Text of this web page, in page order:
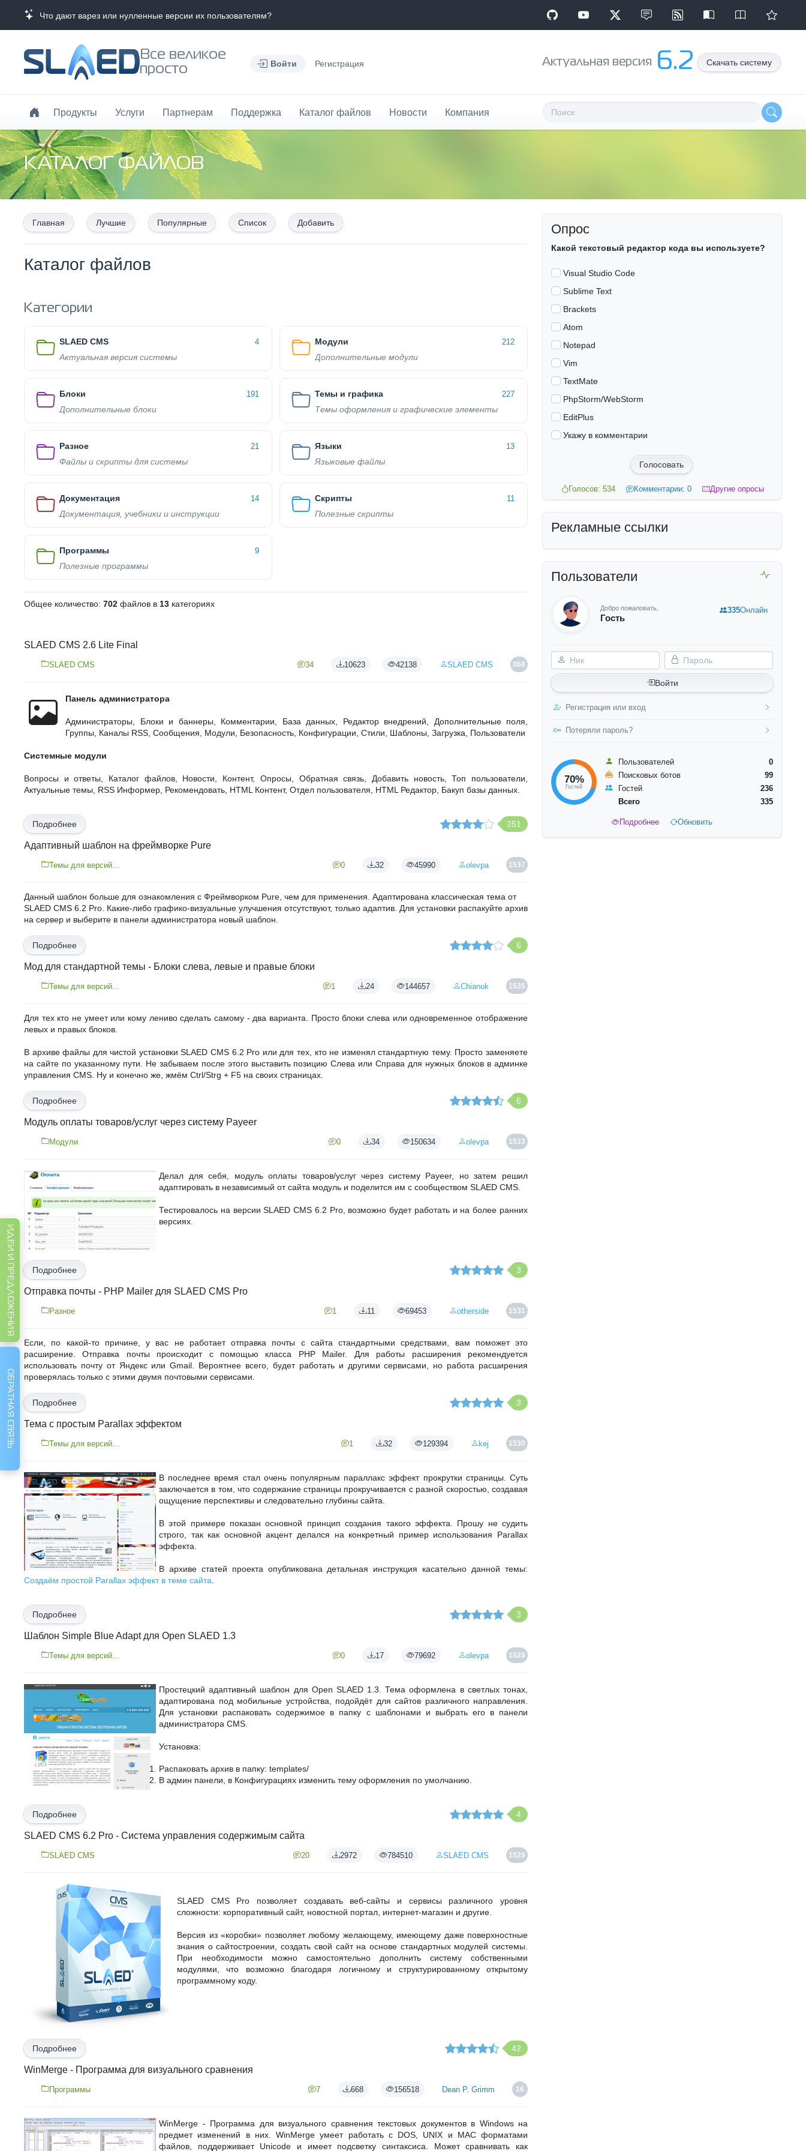
Что дают варез или нулленные версии их пользователям?
Все великое
просто
Войти Регистрация Aктуальная версия 6.2 Скачать систему
Продукты Услуги Партнерам Поддержка Каталог файлов Новости Компания
КАТАЛОГ ФАЙЛОВ
Главная Лучшие Популярные Список Добавить
Каталог файлов
Категории
SLAED CMS 4
Актуальная версия системы
Модули 212
Дополнительные модули
Блоки 191
Дополнительные блоки
Темы и графика 227
Темы оформления и графические элементы
Разное 21
Файлы и скрипты для системы
Языки 13
Языковые файлы
Документация 14
Документация, учебники и инструкции
Скрипты 11
Полезные скрипты
Программы 9
Полезные программы
Общее количество: 702 файлов в 13 категориях
SLAED CMS 2.6 Lite Final
34 10623 42138 SLAED CMS 868
SLAED CMS
Панель администратора
Администраторы, Блоки и баннеры, Комментарии, База данных, Редактор внедрений, Дополнительные поля,
Группы, Каналы RSS, Сообщения, Модули, Безопасность, Конфигурации, Стили, Шаблоны, Загрузка, Пользователи
Системные модули
Вопросы и ответы, Каталог файлов, Новости, Контент, Опросы, Обратная связь, Добавить новость, Топ пользователи,
Актуальные темы, RSS Информер, Рекомендовать, HTML Контент, Отдел пользователя, HTML Редактор, Бакуп базы данных.
251
Подробнее
Адаптивный шаблон на фреймворке Pure
0 32 45990 olevpa 1537
Темы для версий...
Данный шаблон больше для ознакомления с Фреймворком Pure, чем для применения. Адаптирована классическая тема от
SLAED CMS 6.2 Pro. Какие-либо графико-визуальные улучшения отсутствуют, только адаптив. Для установки распакуйте архив
на сервер и выберите в панели администратора новый шаблон.
6
Подробнее
Мод для стандартной темы - Блоки слева, левые и правые блоки
1 24 144657 Chianuk 1535
Темы для версий...
Для тех кто не умеет или кому лениво сделать самому - два варианта. Просто блоки слева или одновременное отображение
левых и правых блоков.
В архиве файлы для чистой установки SLAED CMS 6.2 Pro или для тех, кто не изменял стандартную тему. Просто заменяете
на сайте по указанному пути. Не забываем после этого выставить позицию Слева или Справа для нужных блоков в админке
управления CMS. Ну и конечно же, жмём Ctrl/Strg + F5 на своих страницах.
6
Подробнее
Модуль оплаты товаров/услуг через систему Payeer
0 34 150634 olevpa 1533
Модули
Делал для себя, модуль оплаты товаров/услуг через систему Payeer, но затем решил
адаптировать в независимый от сайта модуль и поделится им с сообществом SLAED CMS.
Тестировалось на версии SLAED CMS 6.2 Pro, возможно будет работать и на более ранних
версиях.
3
Подробнее
Отправка почты - PHP Mailer для SLAED CMS Pro
1 11 69453 otherside 1531
Разное
Если, по какой-то причине, у вас не работает отправка почты с сайта стандартными средствами, вам поможет это
расширение. Отправка почты происходит с помощью класса PHP Mailer. Для работы расширения рекомендуется
использовать почту от Яндекс или Gmail. Вероятнее всего, будет работать и другими сервисами, но работа расширения
проверялась только с этими двумя почтовыми сервисами.
3
Подробнее
Тема с простым Parallax эффектом
1 32 129394 kej 1530
Темы для версий...
В последнее время стал очень популярным параллакс эффект прокрутки страницы. Суть
заключается в том, что содержание страницы прокручивается с разной скоростью, создавая
ощущение перспективы и следовательно глубины сайта.
В этой примере показан основной принцип создания такого эффекта. Прошу не судить
строго, так как основной акцент делался на конкретный пример использования Parallax
эффекта.
В архиве статей проекта опубликована детальная инструкция касательно данной темы:
Создаём простой Parallax эффект в теме сайта
3
Подробнее
Шаблон Simple Blue Adapt для Open SLAED 1.3
0 17 79692 olevpa 1528
Темы для версий...
Простецкий адаптивный шаблон для Open SLAED 1.3. Тема оформлена в светлых тонах,
адаптирована под мобильные устройства, подойдёт для сайтов различного направления.
Для установки распаковать содержимое в папку с шаблонами и выбрать его в панели
администратора CMS.
Установка:
Распаковать архив в папку: templates/
В админ панели, в Конфигурациях изменить тему оформления по умолчанию.
4
Подробнее
SLAED CMS 6.2 Pro - Система управления содержимым сайта
20 2972 784510 SLAED CMS 1529
SLAED CMS
SLAED CMS Pro позволяет создавать веб-сайты и сервисы различного уровня
сложности: корпоративный сайт, новостной портал, интернет-магазин и другие.
Версия из «коробки» позволяет любому желающему, имеющему даже поверхностные
знания о сайтостроении, создать свой сайт на основе стандартных модулей системы.
При необходимости можно самостоятельно дополнить систему собственными
модулями, что возможно благодаря логичному и структурированному открытому
программному коду.
42
Подробнее
WinMerge - Программа для визуального сравнения
7 668 156518 Dean P. Grimm 16
Программы
WinMerge - Программа для визуального сравнения текстовых документов в Windows на
предмет изменений в них. WinMerge умеет работать с DOS, UNIX и MAC форматами
файлов, поддерживает Unicode и имеет подсветку синтаксиса. Может сравнивать как
Опрос
Какой текстовый редактор кода вы используете?
Visual Studio Code
Sublime Text
Brackets
Atom
Notepad
Vim
TextMate
PhpStorm/WebStorm
EditPlus
Укажу в комментарии
Голосовать
Голосов: 534 Комментарии: 0 Другие опросы
Рекламные ссылки
Пользователи
Добро пожаловать,
Гость
Ник Пароль
Войти
Регистрация или вход
Потеряли пароль?
335Онлайн
70%
Гостей
Пользователей
0
Поисковых ботов
99
Гостей
236
Всего
335
Подробнее Обновить
ИДЕИ И ПРЕДЛОЖЕНИЯ
ОБРАТНАЯ СВЯЗЬ